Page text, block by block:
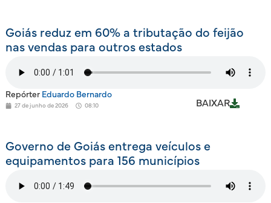
Goiás reduz em 60% a tributação do feijão
nas vendas para outros estados
Repórter Eduardo Bernardo
27 de junho de 2026 08:10 BAIXAR
Governo de Goiás entrega veículos e
equipamentos para 156 municípios